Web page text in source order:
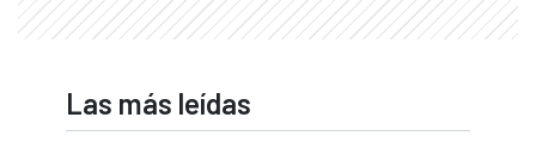
Las más leídas